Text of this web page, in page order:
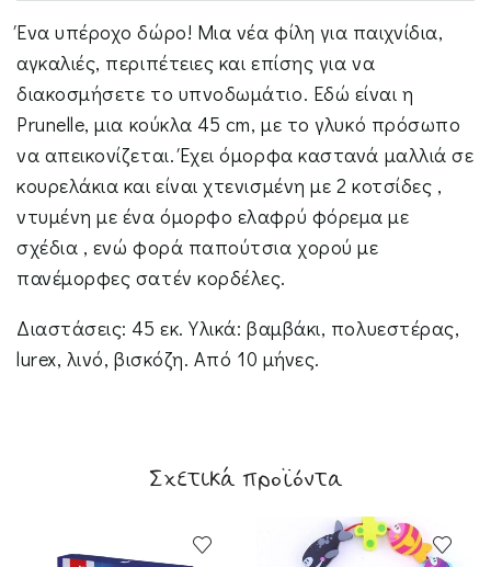
Ένα υπέροχο δώρο! Μια νέα φίλη για παιχνίδια,
αγκαλιές, περιπέτειες και επίσης για να
διακοσμήσετε το υπνοδωμάτιο. Εδώ είναι η
Prunelle, μια κούκλα 45 cm, με το γλυκό πρόσωπο
να απεικονίζεται. Έχει όμορφα καστανά μαλλιά σε
κουρελάκια και είναι χτενισμένη με 2 κοτσίδες ,
ντυμένη με ένα όμορφο ελαφρύ φόρεμα με
σχέδια , ενώ φορά παπούτσια χορού με
πανέμορφες σατέν κορδέλες.
Διαστάσεις: 45 εκ. Υλικά: βαμβάκι, πολυεστέρας,
lurex, λινό, βισκόζη. Από 10 μήνες.
Σχετικά προϊόντα